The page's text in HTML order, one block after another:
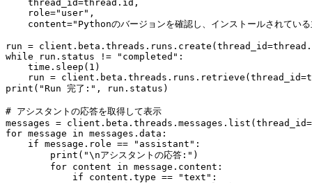
    thread_id=thread.id,
    role="user",
content="Pythonのバージョンを確認し、インストールされている
run =
while run.status != "completed":
    time.sleep(1)
run =
print("Run 完了:", run.status)
# アシスタントの応答を取得して表示
messages =
for message in messages.data:
    if message.role == "assistant":
        print("\nアシスタントの応答:")
        for content in message.content:
            if content.type == "text":